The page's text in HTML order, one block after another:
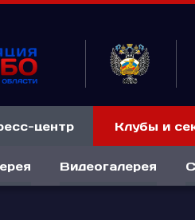
центр
Видеогалерея
Клубы и